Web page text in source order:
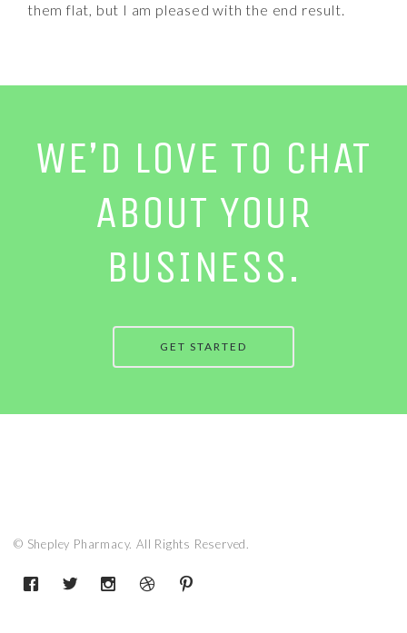
them flat, but I am pleased with the end result.
WE’D LOVE TO CHAT
ABOUT YOUR
BUSINESS.
GET STARTED
© Shepley Pharmacy. All Rights Reserved.